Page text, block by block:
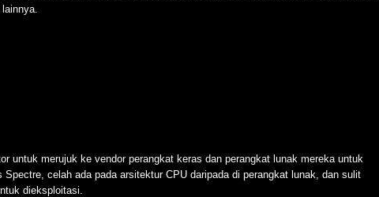
untuk merujuk ke vendor perangkat keras dan perangkat lunak mereka untuk
celah ada pada arsitektur CPU daripada di perangkat lunak, dan sulit
dieksploitasi.